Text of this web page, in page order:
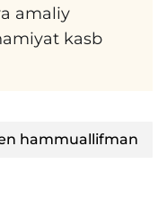
amaliy
kasb
hammuallifman